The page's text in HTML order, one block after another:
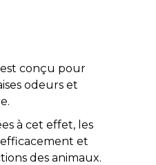
conçu pour
odeurs et
à cet effet, les
et
des animaux.